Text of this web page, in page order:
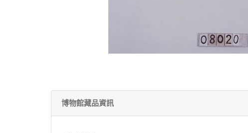
博物館藏品資訊